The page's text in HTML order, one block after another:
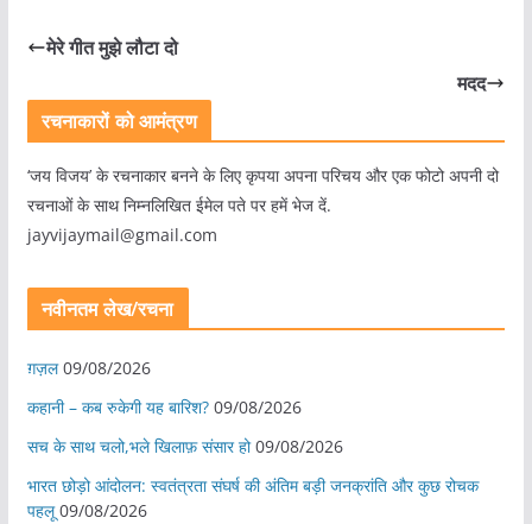
मेरे गीत मुझे लौटा दो
मदद
रचनाकारों को आमंत्रण
‘जय विजय’ के रचनाकार बनने के लिए कृपया अपना परिचय और एक फोटो अपनी दो
रचनाओं के साथ निम्नलिखित ईमेल पते पर हमें भेज दें.
jayvijaymail@gmail.com
नवीनतम लेख/रचना
ग़ज़ल 09/08/2026
कहानी – कब रुकेगी यह बारिश? 09/08/2026
सच के साथ चलो,भले खिलाफ़ संसार हो 09/08/2026
भारत छोड़ो आंदोलन: स्वतंत्रता संघर्ष की अंतिम बड़ी जनक्रांति और कुछ रोचक
पहलू 09/08/2026